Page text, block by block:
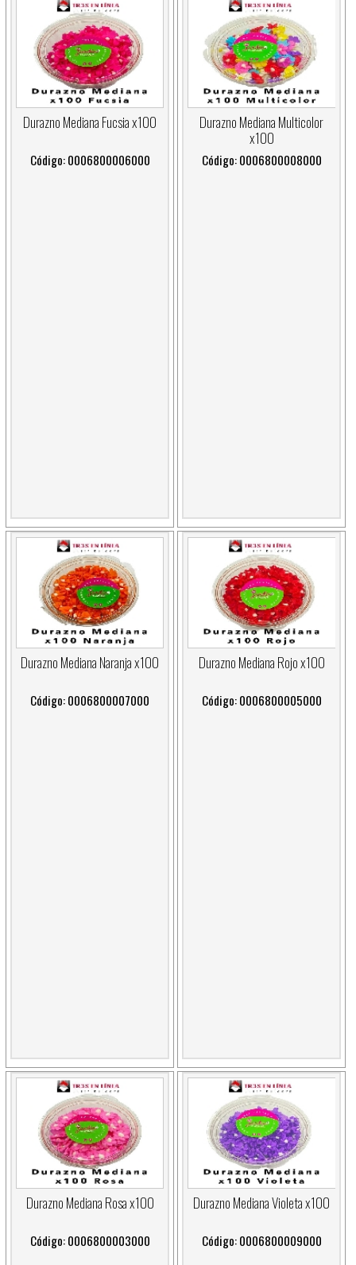
Durazno Mediana Fucsia x100
Código: 0006800006000
Durazno Mediana Multicolor
x100
Código: 0006800008000
Durazno Mediana Naranja x100
Código: 0006800007000
Durazno Mediana Rojo x100
Código: 0006800005000
Durazno Mediana Rosa x100
Código: 0006800003000
Durazno Mediana Violeta x100
Código: 0006800009000